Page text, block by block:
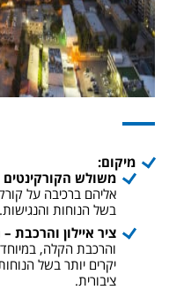
מיקום:
משולש הקורקינטים
אליהם ברכיבה על
בשל הנוחות והנגישות.
ציר איילון והרכבת –
והרכבת הקלה, במיוחד
יקרים יותר בשל
ציבורית.